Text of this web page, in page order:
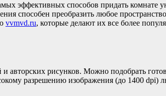
эффективных способов придать комнате
способен преобразить любое
vvmvd.ru, которые делают их все более
авторских рисунков. Можно подобрать
разрешению изображения (до 1400 dpi)